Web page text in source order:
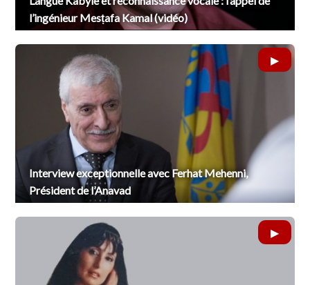
l’ingénieur Mesṭafa Kamal (vidéo)
Interview exceptionnelle avec Ferhat Mehenni,
Président de l’Anavad